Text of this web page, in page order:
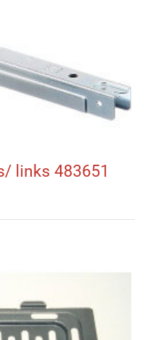
links 483651